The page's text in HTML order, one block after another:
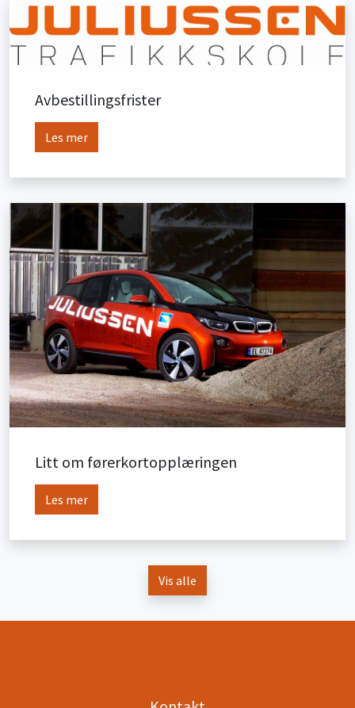
Avbestillingsfrister
Les mer
Litt om førerkortopplæringen
Les mer
Vis alle